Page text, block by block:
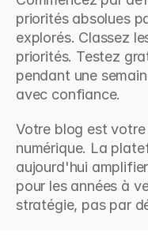
priorités absolues
explorés. Classez
priorités. Testez
pendant une
avec confiance.
Votre blog est
numérique. La
aujourd'hui
pour les années à
stratégie, pas par